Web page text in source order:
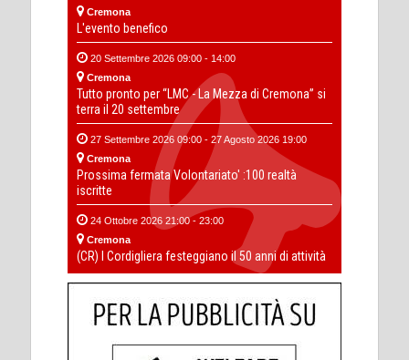
Cremona
L'evento benefico
20 Settembre 2026 09:00 - 14:00
Cremona
Tutto pronto per “LMC - La Mezza di Cremona” si
terra il 20 settembre
27 Settembre 2026 09:00 - 27 Agosto 2026 19:00
Cremona
Prossima fermata Volontariato' :100 realtà
iscritte
24 Ottobre 2026 21:00 - 23:00
Cremona
(CR) I Cordigliera festeggiano il 50 anni di attività